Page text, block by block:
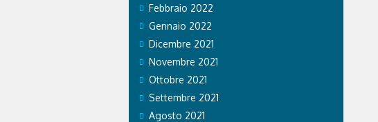
Febbraio 2022
Gennaio 2022
Dicembre 2021
Novembre 2021
Ottobre 2021
Settembre 2021
Agosto 2021